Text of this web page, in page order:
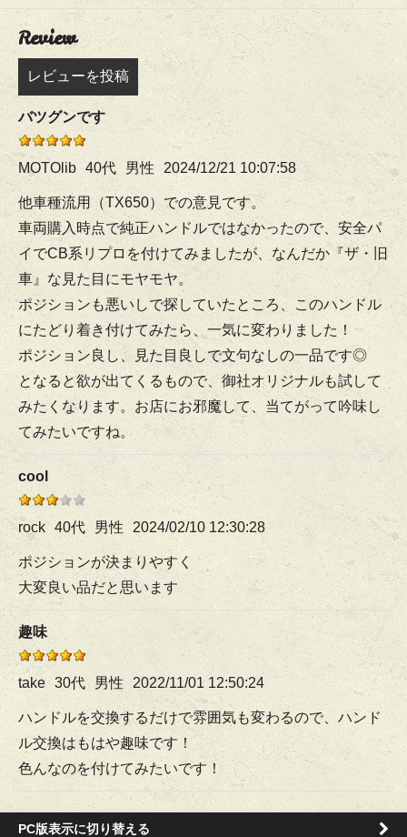
Review
レビューを投稿
バツグンです
MOTOlib 40代 男性 2024/12/21 10:07:58
他車種流用（TX650）での意見です。
車両購入時点で純正ハンドルではなかったので、安全パ
イでCB系リプロを付けてみましたが、なんだか『ザ・旧
車』な見た目にモヤモヤ。
ポジションも悪いしで探していたところ、このハンドル
にたどり着き付けてみたら、一気に変わりました！
ポジション良し、見た目良しで文句なしの一品です◎
となると欲が出てくるもので、御社オリジナルも試して
みたくなります。お店にお邪魔して、当てがって吟味し
てみたいですね。
cool
rock 40代 男性 2024/02/10 12:30:28
ポジションが決まりやすく
大変良い品だと思います
趣味
take 30代 男性 2022/11/01 12:50:24
ハンドルを交換するだけで雰囲気も変わるので、ハンド
ル交換はもはや趣味です！
色んなのを付けてみたいです！
PC版表示に切り替える